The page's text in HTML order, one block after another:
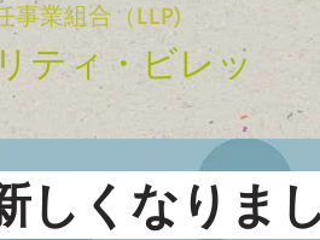
事業組合（LLP)
ティ・ビレッ
しくなりま